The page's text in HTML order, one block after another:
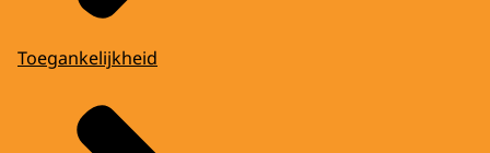
Toegankelijkheid